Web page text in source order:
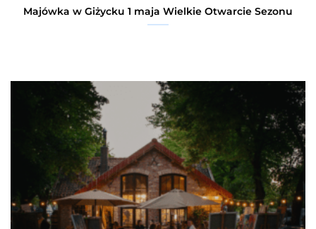
Majówka w Giżycku 1 maja Wielkie Otwarcie Sezonu